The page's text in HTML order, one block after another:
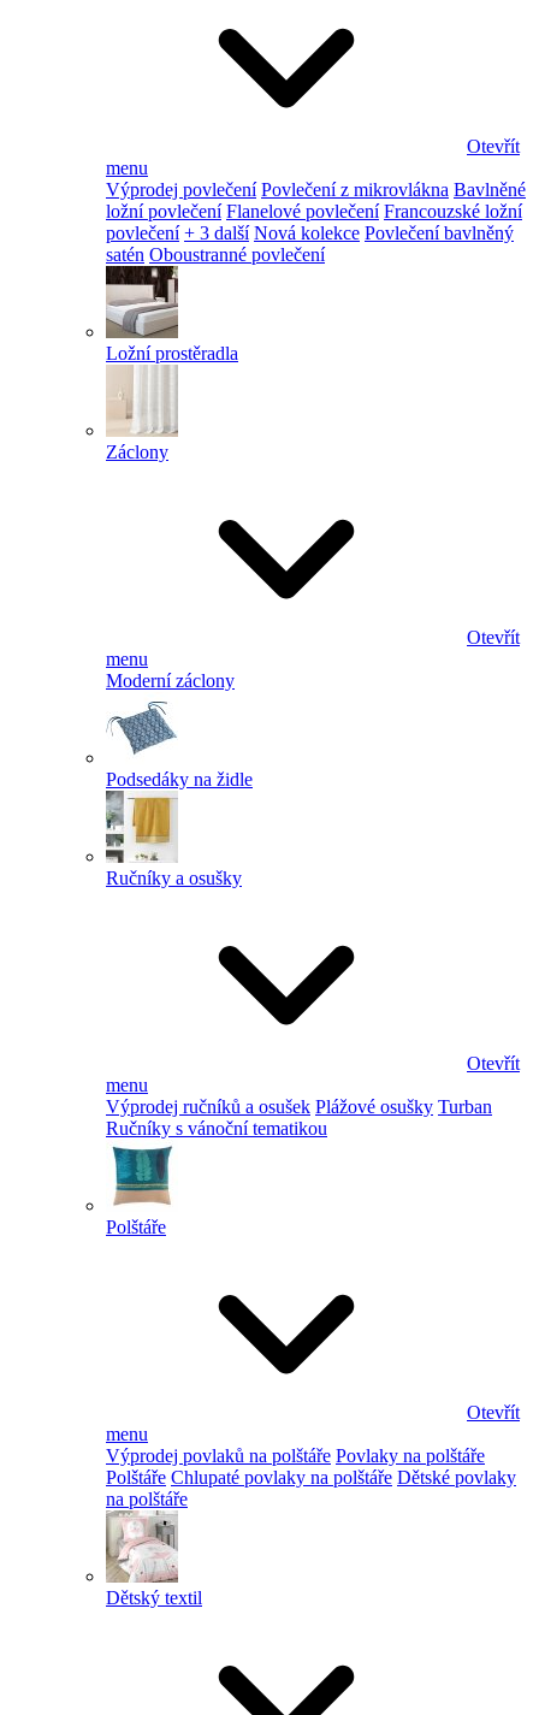
Otevřít
menu
Výprodej povlečení Povlečení z mikrovlákna Bavlněné
ložní povlečení Flanelové povlečení Francouzské ložní
povlečení + 3 další Nová kolekce Povlečení bavlněný
satén Oboustranné povlečení
Ložní prostěradla
Záclony
Otevřít
menu
Moderní záclony
Podsedáky na židle
Ručníky a osušky
Otevřít
menu
Výprodej ručníků a osušek Plážové osušky Turban
Ručníky s vánoční tematikou
Polštáře
Otevřít
menu
Výprodej povlaků na polštáře Povlaky na polštáře
Polštáře Chlupaté povlaky na polštáře Dětské povlaky
na polštáře
Dětský textil